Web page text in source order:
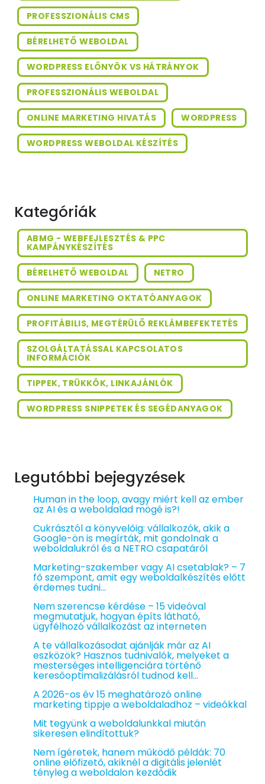
PROFESSZIONÁLIS CMS
BÉRELHETŐ WEBOLDAL
WORDPRESS ELŐNYÖK VS HÁTRÁNYOK
PROFESSZIONÁLIS WEBOLDAL
ONLINE MARKETING HIVATÁS WORDPRESS
WORDPRESS WEBOLDAL KÉSZÍTÉS
Kategóriák
ABMG - WEBFEJLESZTÉS & PPC
KAMPÁNYKÉSZÍTÉS
BÉRELHETŐ WEBOLDAL NETRO
ONLINE MARKETING OKTATÓANYAGOK
PROFITÁBILIS, MEGTÉRÜLŐ REKLÁMBEFEKTETÉS
SZOLGÁLTATÁSSAL KAPCSOLATOS
INFORMÁCIÓK
TIPPEK, TRÜKKÖK, LINKAJÁNLÓK
WORDPRESS SNIPPETEK ÉS SEGÉDANYAGOK
Legutóbbi bejegyzések
Human in the loop, avagy miért kell az ember
az AI és a weboldalad mögé is?!
Cukrásztól a könyvelőig: vállalkozók, akik a
Google-ön is megírták, mit gondolnak a
weboldalukról és a NETRO csapatáról
Marketing-szakember vagy AI csetablak? – 7
fő szempont, amit egy weboldalkészítés előtt
érdemes tudni…
Nem szerencse kérdése – 15 videóval
megmutatjuk, hogyan építs látható,
ügyfélhozó vállalkozást az interneten
A te vállalkozásodat ajánlják már az AI
eszközök? Hasznos tudnivalók, melyeket a
mesterséges intelligenciára történő
keresőoptimalizálásról tudnod kell…
A 2026-os év 15 meghatározó online
marketing tippje a weboldaladhoz – videókkal
Mit tegyünk a weboldalunkkal miután
sikeresen elindítottuk?
Nem ígéretek, hanem működő példák: 70
online előfizető, akiknél a digitális jelenlét
tényleg a weboldalon kezdődik